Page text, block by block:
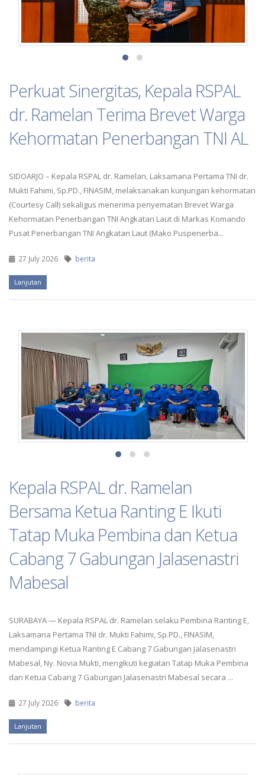
Perkuat Sinergitas, Kepala RSPAL
dr. Ramelan Terima Brevet Warga
Kehormatan Penerbangan TNI AL
SIDOARJO – Kepala RSPAL dr. Ramelan, Laksamana Pertama TNI dr.
Mukti Fahimi, Sp.PD., FINASIM, melaksanakan kunjungan kehormatan
(Courtesy Call) sekaligus menerima penyematan Brevet Warga
Kehormatan Penerbangan TNI Angkatan Laut di Markas Komando
Pusat Penerbangan TNI Angkatan Laut (Mako Puspenerba...
27 July 2026 berita
Lanjutan
Kepala RSPAL dr. Ramelan
Bersama Ketua Ranting E Ikuti
Tatap Muka Pembina dan Ketua
Cabang 7 Gabungan Jalasenastri
Mabesal
SURABAYA — Kepala RSPAL dr. Ramelan selaku Pembina Ranting E,
Laksamana Pertama TNI dr. Mukti Fahimi, Sp.PD., FINASIM,
mendampingi Ketua Ranting E Cabang 7 Gabungan Jalasenastri
Mabesal, Ny. Novia Mukti, mengikuti kegiatan Tatap Muka Pembina
dan Ketua Cabang 7 Gabungan Jalasenastri Mabesal secara ...
27 July 2026 berita
Lanjutan